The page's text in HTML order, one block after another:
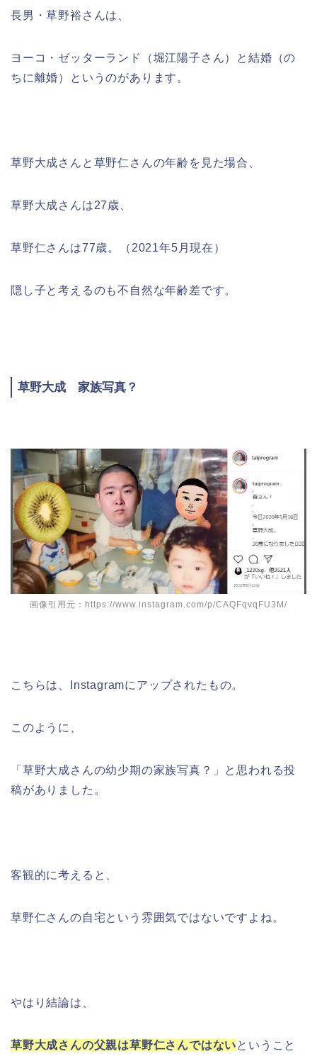
長男・草野裕さんは、
ヨーコ・ゼッターランド（堀江陽子さん）と結婚（の
ちに離婚）というのがあります。
草野大成さんと草野仁さんの年齢を見た場合、
草野大成さんは27歳、
草野仁さんは77歳。（2021年5月現在）
隠し子と考えるのも不自然な年齢差です。
草野大成 家族写真？
画像引用元：https://www.instagram.com/p/CAQFqvqFU3M/
こちらは、Instagramにアップされたもの。
このように、
「草野大成さんの幼少期の家族写真？」と思われる投
稿がありました。
客観的に考えると、
草野仁さんの自宅という雰囲気ではないですよね。
やはり結論は、
草野大成さんの父親は草野仁さんではないということ